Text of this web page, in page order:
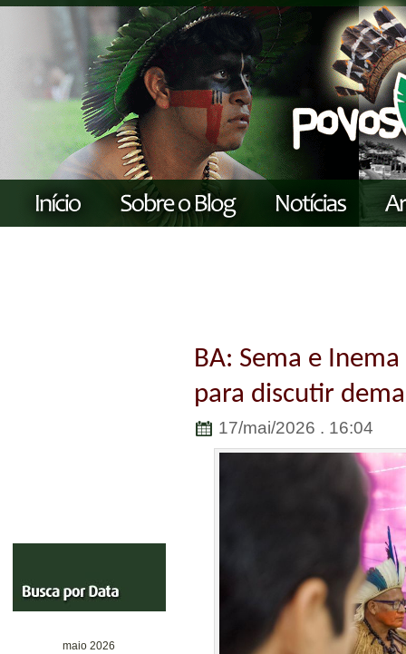
maio 2026
BA: Sema e
para discutir
17/mai/2026 . 16:04